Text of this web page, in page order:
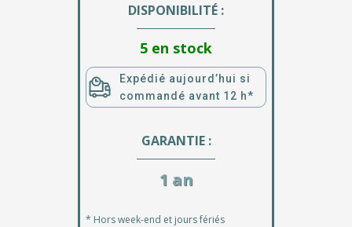
DISPONIBILITÉ :
5 en stock
Expédié aujourd’hui si
commandé avant 12 h*
GARANTIE :
1 an
* Hors week-end et jours fériés